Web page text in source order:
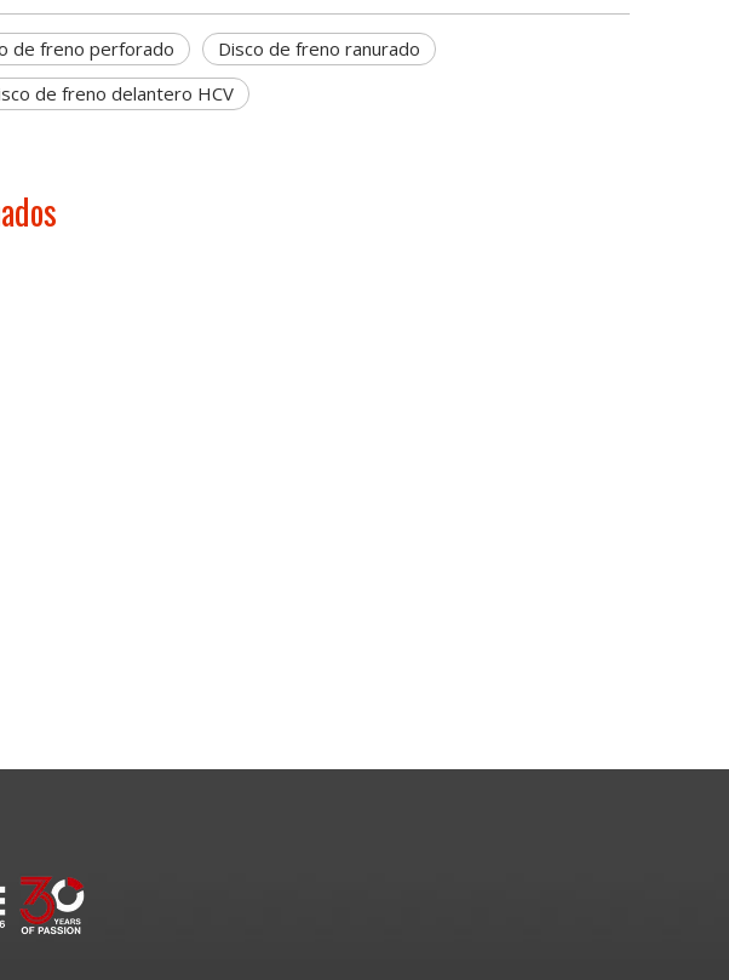
de freno perforado
Disco de freno ranurado
de freno delantero HCV